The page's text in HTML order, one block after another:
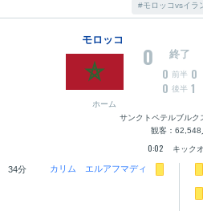
#モロッコvsイラ
モロッコ
ホーム
終了
0
0 前半 0
0 後半 1
サンクトペテルブルク
観客：62,548
0:02 キック
34分 カリム エルアフマディ